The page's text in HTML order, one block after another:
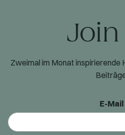
Join
Zweimal im Monat inspirierende
E-Mail